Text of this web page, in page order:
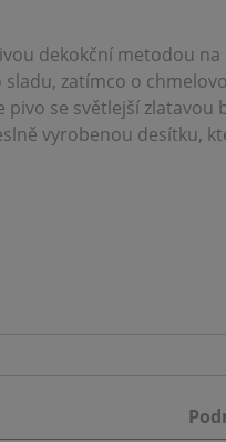
dekokční metodou
zatímco o
se světlejší
vyrobenou desítku,